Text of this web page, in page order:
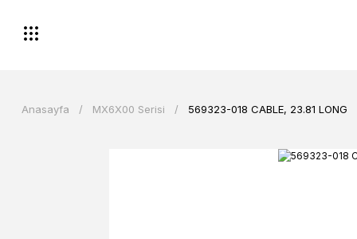
Anasayfa MX6X00 Serisi 569323-018 CABLE, 23.81 LONG